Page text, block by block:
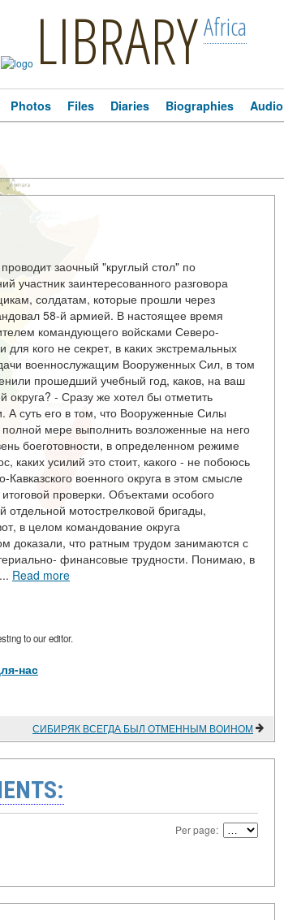
LIBRARYAfrica
Photos Files Diaries Biographies Audio
заочный "круглый стол" по
заинтересованного разговора
солдатам, которые прошли через
58-й армией. В настоящее время
командующего войсками Северо-
кого не секрет, в каких экстремальных
военнослужащим Вооруженных Сил, в том
прошедший учебный год, каков, на ваш
округа? - Сразу же хотел бы отметить
А суть его в том, что Вооруженные Силы
полной мере выполнить возложенные на него
боеготовности, в определенном режиме
каких усилий это стоит, какого - не побоюсь
военного округа в этом смысле
проверки. Объектами особого
мотострелковой бригады,
в целом командование округа
доказали, что ратным трудом занимаются с
финансовые трудности. Понимаю, в
Read more
to our editor.
нас
СИБИРЯК ВСЕГДА БЫЛ ОТМЕННЫМ ВОИНОМ
Per page: